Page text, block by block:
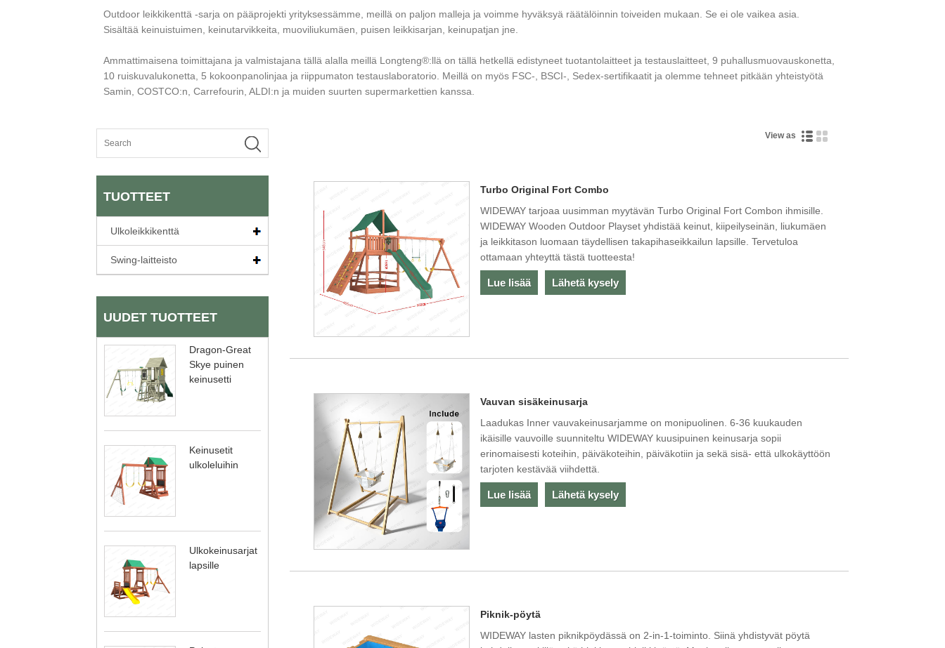
Outdoor leikkikenttä -sarja on pääprojekti yrityksessämme, meillä on paljon malleja ja voimme hyväksyä räätälöinnin toiveiden mukaan. Se ei ole vaikea asia.
Sisältää keinuistuimen, keinutarvikkeita, muoviliukumäen, puisen leikkisarjan, keinupatjan jne.
Ammattimaisena toimittajana ja valmistajana tällä alalla meillä Longteng®:llä on tällä hetkellä edistyneet tuotantolaitteet ja testauslaitteet, 9 puhallusmuovauskonetta,
10 ruiskuvalukonetta, 5 kokoonpanolinjaa ja riippumaton testauslaboratorio. Meillä on myös FSC-, BSCI-, Sedex-sertifikaatit ja olemme tehneet pitkään yhteistyötä
Samin, COSTCO:n, Carrefourin, ALDI:n ja muiden suurten supermarkettien kanssa.
TUOTTEET
Ulkoleikkikenttä
Swing-laitteisto
UUDET TUOTTEET
Dragon-Great
Skye puinen
keinusetti
Keinusetit
ulkoleluihin
Ulkokeinusarjat
lapsille
View as
Turbo Original Fort Combo
WIDEWAY tarjoaa uusimman myytävän Turbo Original Fort Combon ihmisille.
WIDEWAY Wooden Outdoor Playset yhdistää keinut, kiipeilyseinän, liukumäen
ja leikkitason luomaan täydellisen takapihaseikkailun lapsille. Tervetuloa
ottamaan yhteyttä tästä tuotteesta!
Lue lisää Lähetä kysely
Vauvan sisäkeinusarja
Laadukas Inner vauvakeinusarjamme on monipuolinen. 6-36 kuukauden
ikäisille vauvoille suunniteltu WIDEWAY kuusipuinen keinusarja sopii
erinomaisesti koteihin, päiväkoteihin, päiväkotiin ja sekä sisä- että ulkokäyttöön
tarjoten kestävää viihdettä.
Lue lisää Lähetä kysely
Piknik-pöytä
WIDEWAY lasten piknikpöydässä on 2-in-1-toiminto. Siinä yhdistyvät pöytä